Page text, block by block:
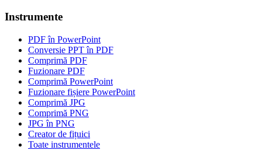
Instrumente
PDF în PowerPoint
Conversie PPT în PDF
Comprimă PDF
Fuzionare PDF
Comprimă PowerPoint
Fuzionare fișiere PowerPoint
Comprimă JPG
Comprimă PNG
JPG în PNG
Creator de fițuici
Toate instrumentele